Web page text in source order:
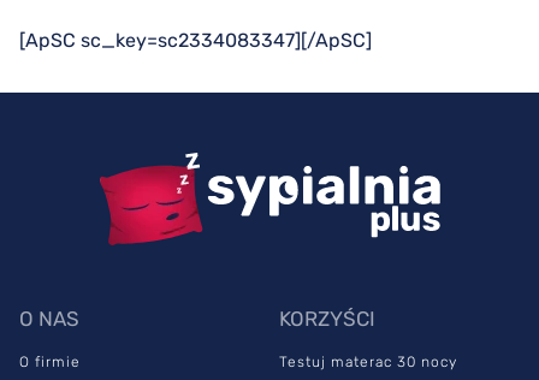
[ApSC sc_key=sc2334083347][/ApSC]
O NAS
O firmie
KORZYŚCI
Testuj materac 30 nocy